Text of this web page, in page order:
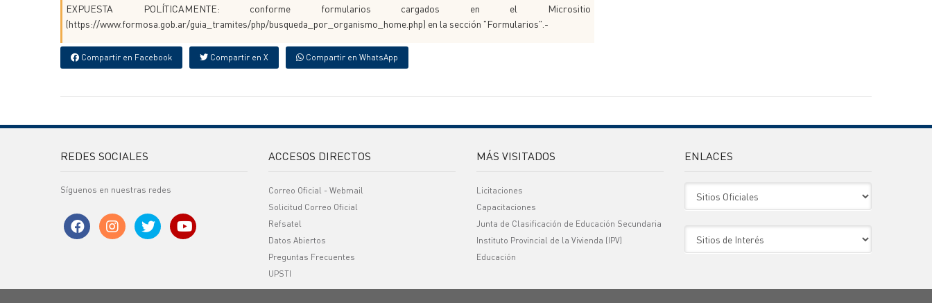
EXPUESTA POLÍTICAMENTE: conforme formularios cargados en el Micrositio
(https://www.formosa.gob.ar/guia_tramites/php/busqueda_por_organismo_home.php) en la sección "Formularios".-
Compartir en Facebook Compartir en X Compartir en WhatsApp
REDES SOCIALES
Síguenos en nuestras redes
ACCESOS DIRECTOS
Correo Oficial - Webmail
Solicitud Correo Oficial
Refsatel
Datos Abiertos
Preguntas Frecuentes
UPSTI
MÁS VISITADOS
Licitaciones
Capacitaciones
Junta de Clasificación de Educación Secundaria
Instituto Provincial de la Vivienda (IPV)
Educación
ENLACES